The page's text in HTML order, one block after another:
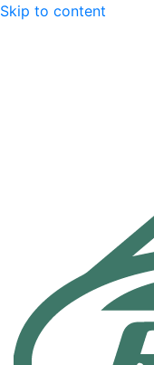
Skip to content